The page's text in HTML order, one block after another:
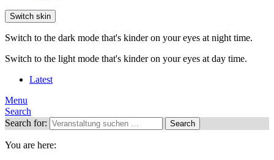
Switch skin
Switch to the dark mode that's kinder on your eyes at night time.
Switch to the light mode that's kinder on your eyes at day time.
Latest
Menu
Search
Search for:
Search
You are here: